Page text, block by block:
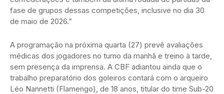
fase de grupos dessas competições, inclusive no dia 30
de maio de 2026.”
A programação na próxima quarta (27) prevê avaliações
médicas dos jogadores no turno da manhã e treino à tarde,
sem presença da imprensa. A CBF adiantou ainda que o
trabalho preparatório dos goleiros contará com o arqueiro
Léo Nannetti (Flamengo), de 18 anos, titular do time Sub-20